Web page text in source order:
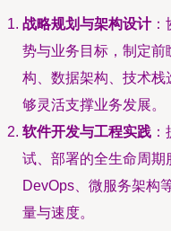
战略规划与架构设计：
势与业务目标，制定
构、数据架构、技术
够灵活支撑业务发展。
软件开发与工程实践
试、部署的全生命周
DevOps、微服务架构
量与速度。